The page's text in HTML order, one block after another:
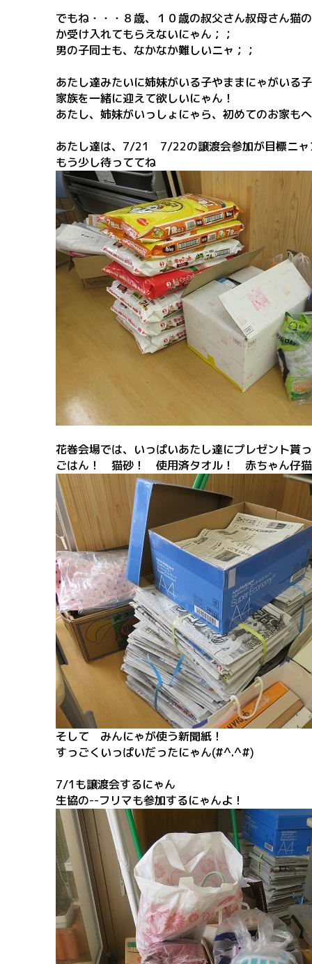
でもね・・・８歳、１０歳の叔父さん叔母さん猫
か受け入れてもらえないにゃん；；
男の子同士も、なかなか難しいニャ；；
あたし達みたいに姉妹がいる子やままにゃがいる
家族を一緒に迎えて欲しいにゃん！
あたし、姉妹がいっしょにゃら、初めてのお家も
あたし達は、7/21 7/22の譲渡会参加が目標ニ
もう少し待っててね
花巻会場では、いっぱいあたし達にプレゼント貰
ごはん！ 猫砂！ 使用済タオル！ 赤ちゃん仔猫
そして みんにゃが使う新聞紙！
すっごくいっぱいだったにゃん(#^.^#)
7/1も譲渡会するにゃん
生協の--フリマも参加するにゃんよ！